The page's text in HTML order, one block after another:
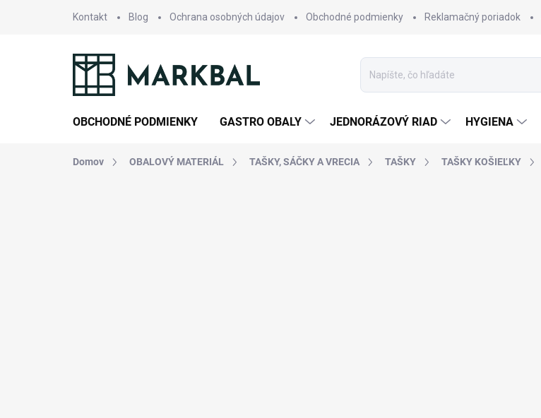
Kontakt Blog Ochrana osobných údajov Obchodné podmienky Reklamačný poriadok
OBCHODNÉ PODMIENKY GASTRO OBALY JEDNORÁZOVÝ RIAD HYGIENA
Domov OBALOVÝ MATERIÁL TAŠKY, SÁČKY A VRECIA TAŠKY TAŠKY KOŠIEĽKY